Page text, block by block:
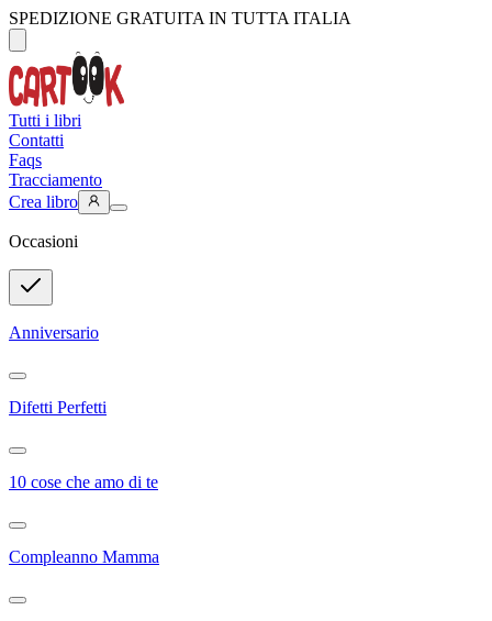
SPEDIZIONE GRATUITA IN TUTTA ITALIA
Tutti i libri
Contatti
Faqs
Tracciamento
Crea libro
Occasioni
Anniversario
Difetti Perfetti
10 cose che amo di te
Compleanno Mamma